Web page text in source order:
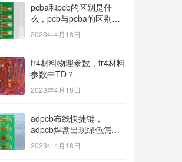
pcba和pcb的区别是什
么，pcb与pcba的区别与
联系？
2023年4月18日
fr4材料物理参数，fr4材料
参数中TD？
2023年4月18日
adpcb布线快捷键，
adpcb焊盘出现绿色怎么
消除？
2023年4月18日